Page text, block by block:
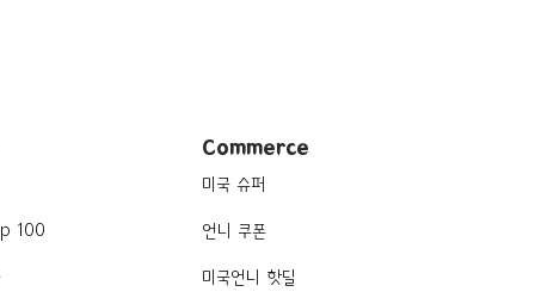
100
Commerce
미국 슈퍼
언니 쿠폰
미국언니 핫딜